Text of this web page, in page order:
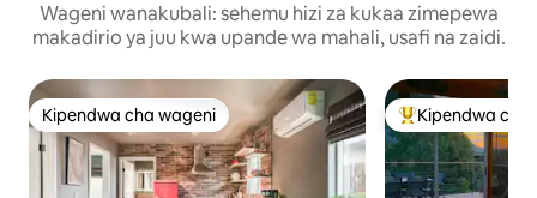
Wageni wanakubali: sehemu hizi za kukaa zimepewa
makadirio ya juu kwa upande wa mahali, usafi na zaidi.
Kipendwa cha wageni
Kipendwa cha wageni Kipendwa
Kipendwa cha